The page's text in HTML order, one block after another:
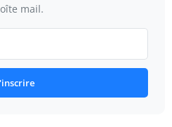
mail.